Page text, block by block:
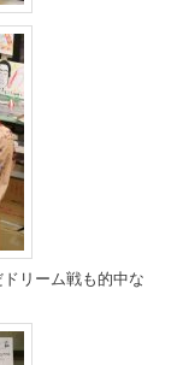
リーム戦も的中な